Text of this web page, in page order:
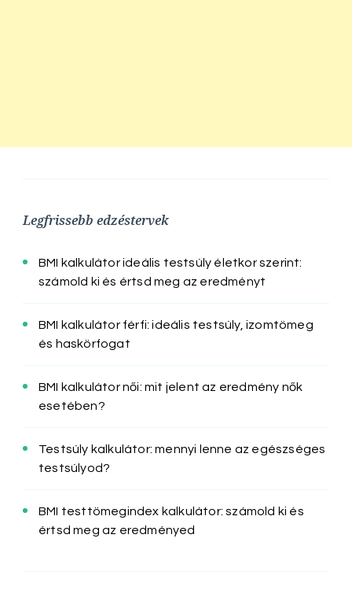
Legfrissebb edzéstervek
BMI kalkulátor ideális testsúly életkor szerint:
számold ki és értsd meg az eredményt
BMI kalkulátor férfi: ideális testsúly, izomtömeg
és haskörfogat
BMI kalkulátor női: mit jelent az eredmény nők
esetében?
Testsúly kalkulátor: mennyi lenne az egészséges
testsúlyod?
BMI testtömegindex kalkulátor: számold ki és
értsd meg az eredményed